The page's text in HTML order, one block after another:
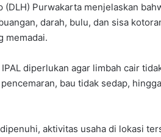
Purwakarta menjelaskan
darah, bulu, dan sisa
memadai.
diperlukan agar limbah cair
bau tidak sedap,
aktivitas usaha di lokasi